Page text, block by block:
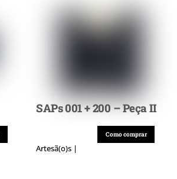
SAPs 001 + 200 – Peça II
Como comprar
Artesã(o)s |